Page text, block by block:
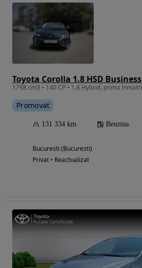
Toyota Corolla 1.8 HSD Business
Promovat
131 334 km Benzina
Bucuresti (Bucuresti)
Privat • Reactualizat